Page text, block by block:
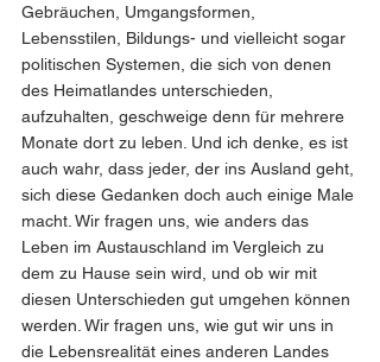
Gebräuchen, Umgangsformen,
Lebensstilen, Bildungs- und vielleicht sogar
politischen Systemen, die sich von denen
des Heimatlandes unterschieden,
aufzuhalten, geschweige denn für mehrere
Monate dort zu leben. Und ich denke, es ist
auch wahr, dass jeder, der ins Ausland geht,
sich diese Gedanken doch auch einige Male
macht. Wir fragen uns, wie anders das
Leben im Austauschland im Vergleich zu
dem zu Hause sein wird, und ob wir mit
diesen Unterschieden gut umgehen können
werden. Wir fragen uns, wie gut wir uns in
die Lebensrealität eines anderen Landes